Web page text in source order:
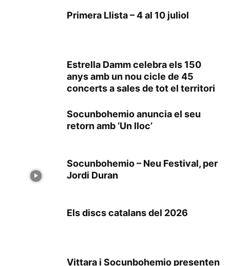
Primera Llista – 4 al 10 juliol
Estrella Damm celebra els 150
anys amb un nou cicle de 45
concerts a sales de tot el territori
Socunbohemio anuncia el seu
retorn amb ‘Un lloc’
Socunbohemio – Neu Festival, per
Jordi Duran
Els discs catalans del 2026
Vittara i Socunbohemio presenten